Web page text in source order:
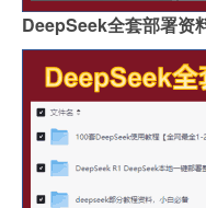
DeepSeek全套部署资